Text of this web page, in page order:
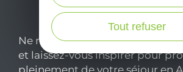
Ne manquez pas notre
et laissez-vous inspirer pour
Tout refuser